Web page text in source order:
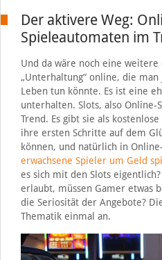
Der aktivere Weg:
Spieleautomaten im
Und da wäre noch eine
„Unterhaltung“ online, die
Leben tun könnte. Es ist eine
unterhalten. Slots, also Online-
Trend. Es gibt sie als
ihre ersten Schritte auf dem
können, und natürlich in
erwachsene Spieler um Geld
es sich mit den Slots
erlaubt, müssen Gamer etwas
die Seriosität der Angebote?
Thematik einmal an.